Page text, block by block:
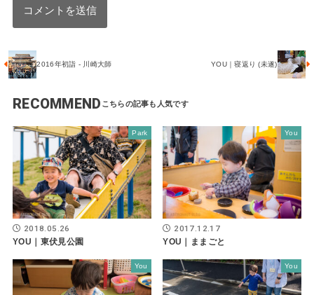
2016年初詣 - 川崎大師 YOU｜寝返り (未遂)
RECOMMEND
Park
2018.05.26
YOU｜東伏見公園
You
2017.12.17
YOU｜ままごと
You You